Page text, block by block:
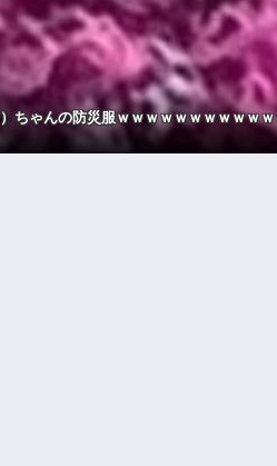
かった」
ちゃんの防災服ｗｗｗｗｗｗｗｗｗｗ